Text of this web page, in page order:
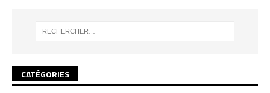
CATÉGORIES